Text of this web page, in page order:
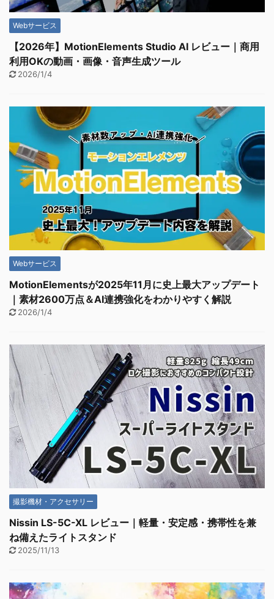
Webサービス
【2026年】MotionElements Studio AI レビュー｜商用
利用OKの動画・画像・音声生成ツール
2026/1/4
Webサービス
MotionElementsが2025年11月に史上最大アップデート
｜素材2600万点＆AI連携強化をわかりやすく解説
2026/1/4
撮影機材・アクセサリー
Nissin LS-5C-XL レビュー｜軽量・安定感・携帯性を兼
ね備えたライトスタンド
2025/11/13